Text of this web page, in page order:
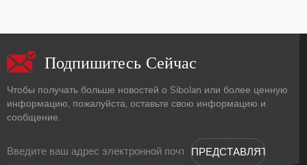
Подпишитесь Сейчас
Чтобы получать больше новостей о Sibolan или более ценную
информацию, пожалуйста, оставьте свою информацию и
сообщение.